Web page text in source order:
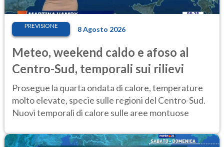
PREVISIONE 8 Agosto 2026
Meteo, weekend caldo e afoso al
Centro-Sud, temporali sui rilievi
Prosegue la quarta ondata di calore, temperature
molto elevate, specie sulle regioni del Centro-Sud.
Nuovi temporali di calore sulle aree montuose